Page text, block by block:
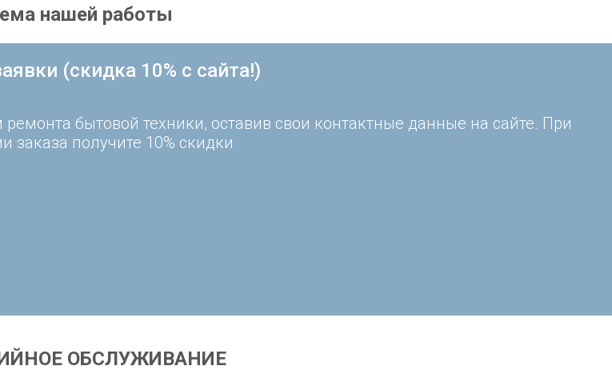
нашей работы
(скидка 10% с сайта!)
бытовой техники, оставив свои контактные данные на сайте. При
заказа получите 10% скидки
ОБСЛУЖИВАНИЕ